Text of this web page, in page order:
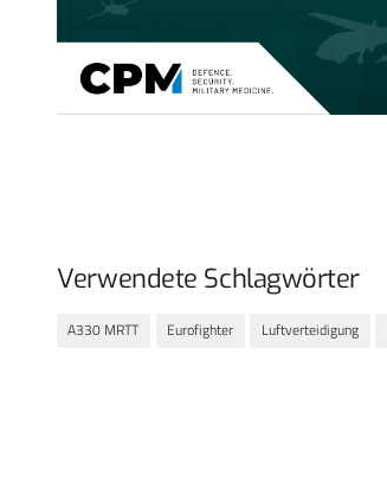
Verwendete Schlagwörter
A330 MRTT Eurofighter Luftverteidigung